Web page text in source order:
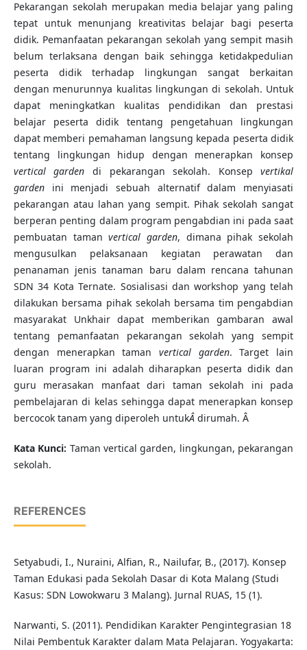
Pekarangan sekolah merupakan media belajar yang paling
tepat untuk menunjang kreativitas belajar bagi peserta
didik. Pemanfaatan pekarangan sekolah yang sempit masih
belum terlaksana dengan baik sehingga ketidakpedulian
peserta didik terhadap lingkungan sangat berkaitan
dengan menurunnya kualitas lingkungan di sekolah. Untuk
dapat meningkatkan kualitas pendidikan dan prestasi
belajar peserta didik tentang pengetahuan lingkungan
dapat memberi pemahaman langsung kepada peserta didik
tentang lingkungan hidup dengan menerapkan konsep
vertical garden di pekarangan sekolah. Konsepvertikal
gardenini menjadi sebuah alternatif dalam menyiasati
pekarangan atau lahan yang sempit. Pihak sekolah sangat
berperan penting dalam program pengabdian ini pada saat
pembuatan tamanvertical garden, dimana pihak sekolah
mengusulkan pelaksanaan kegiatan perawatan dan
penanaman jenis tanaman baru dalam rencana tahunan
SDN 34 Kota Ternate. Sosialisasi dan workshop yang telah
dilakukan bersama pihak sekolah bersama tim pengabdian
masyarakat Unkhair dapat memberikan gambaran awal
tentang pemanfaatan pekarangan sekolah yang sempit
dengan menerapkan taman vertical garden. Target lain
luaran program ini adalah diharapkan peserta didik dan
guru merasakan manfaat dari taman sekolah ini pada
pembelajaran di kelas sehingga dapat menerapkan konsep
bercocok tanam yang diperoleh untukÂ dirumah. Â
Kata Kunci: Taman vertical garden, lingkungan, pekarangan
sekolah.
REFERENCES
Setyabudi, I., Nuraini, Alfian, R., Nailufar, B., (2017). Konsep
Taman Edukasi pada Sekolah Dasar di Kota Malang (Studi
Kasus: SDN Lowokwaru 3 Malang). Jurnal RUAS, 15 (1).
Narwanti, S. (2011). Pendidikan Karakter Pengintegrasian 18
Nilai Pembentuk Karakter dalam Mata Pelajaran. Yogyakarta: